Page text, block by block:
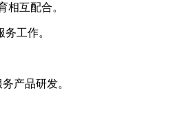
互配合。
工作。
产品研发。